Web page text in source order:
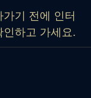
기 전에 인터
하고 가세요.